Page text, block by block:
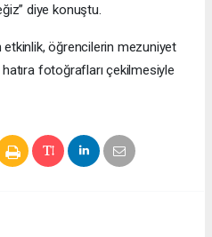
diye konuştu.
öğrencilerin mezuniyet
hatıra fotoğrafları çekilmesiyle